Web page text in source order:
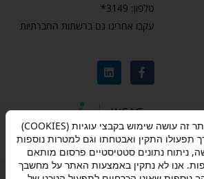
טלפון: 3149*
עקבו אחרינו גם ברשתות החברתיות
מעוף עושה שימוש באתר זה עושה שימוש בקבצי עוגיות (COOKIES)
תפעולו התקין ואבטחתו וגם למטרות נוספות
ניתוח נתונים סטטיסטיים פרסום מותאם
אנו לא נתקין באמצעות האתר על מחשבך